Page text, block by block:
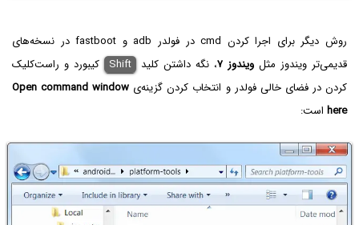
روش دیگر برای اجرا کردن cmd در فولدر adb و fastboot در نسخه‌های
قدیمی‌تر ویندوز مثل ویندوز ۷ ، نگه داشتن کلید Shift کیبورد و راست‌کلیک
کردن در فضای خالی فولدر و انتخاب کردن گزینه‌ی Open command window
here است: